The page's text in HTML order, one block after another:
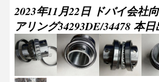
2023年11月22日 ドバイ会社
アリング34293DE/34478 本